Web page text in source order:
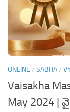
ONLINE / SABHA/
Vaisakha
May 2024